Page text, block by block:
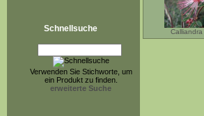
Schnellsuche
Verwenden Sie Stichworte, um
ein Produkt zu finden.
erweiterte Suche